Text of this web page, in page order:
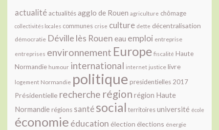
actualité actualitésagglo de Rouen agriculture chômage
collectivités locales communes crise culture dette décentralisation
démocratie Déville lès Rouen eau emploi entreprise
entreprises environnement Europe fiscalité Haute
Normandie humour international internet justice livre
logement Normandie politique presidentielles 2017
Présidentielle recherche région région Haute
Normandie régions santésocial territoiresuniversité école
économie éducation élection élections énergie